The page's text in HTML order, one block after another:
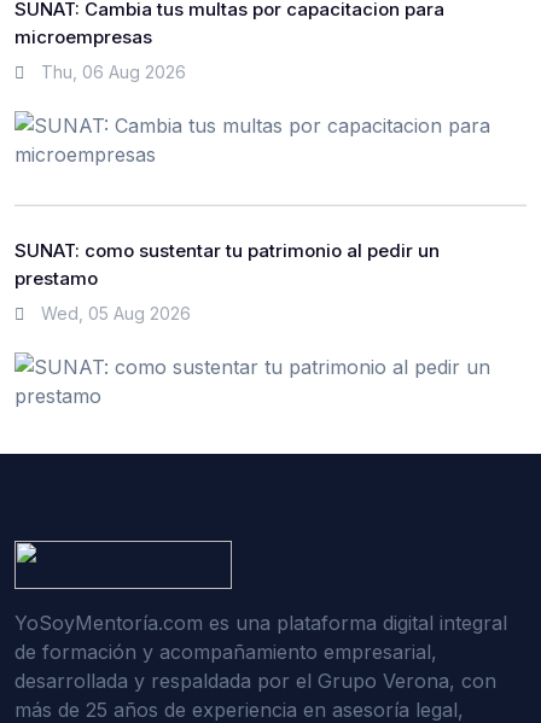
SUNAT: Cambia tus multas por capacitacion para
microempresas
Thu, 06 Aug 2026
SUNAT: como sustentar tu patrimonio al pedir un
prestamo
Wed, 05 Aug 2026
YoSoyMentoría.com es una plataforma digital integral
de formación y acompañamiento empresarial,
desarrollada y respaldada por el Grupo Verona, con
más de 25 años de experiencia en asesoría legal,